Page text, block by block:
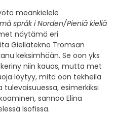
meänkielele
språk i Norden/Pieniä kieliä
näytämä eri
Giellatekno Tromsan
keksimhään. Se oon yks
niin kauas, mutta met
löytyy, mitä oon tekheilä
esimerkiksi
sannoo Elina
Isofissa.